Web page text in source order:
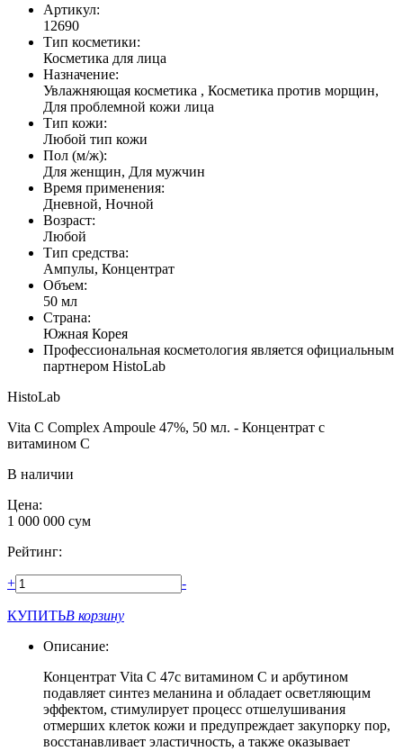
Артикул:
12690
Тип косметики:
Косметика для лица
Назначение:
Увлажняющая косметика , Косметика против морщин,
Для проблемной кожи лица
Тип кожи:
Любой тип кожи
Пол (м/ж):
Для женщин, Для мужчин
Время применения:
Дневной, Ночной
Возраст:
Любой
Тип средства:
Ампулы, Концентрат
Объем:
50 мл
Страна:
Южная Корея
Профессиональная косметология является официальным
партнером HistoLab
HistoLab
Vita C Complex Ampoule 47%, 50 мл. - Концентрат с
витамином С
В наличии
Цена:
1 000 000 сум
Рейтинг:
+ -
КУПИТЬВ корзину
Описание:
Концентрат Vita C 47с витамином C и арбутином
подавляет синтез меланина и обладает осветляющим
эффектом, cтимулирует процесс отшелушивания
отмерших клеток кожи и предупреждает закупорку пор,
восстанавливает эластичность, а также оказывает